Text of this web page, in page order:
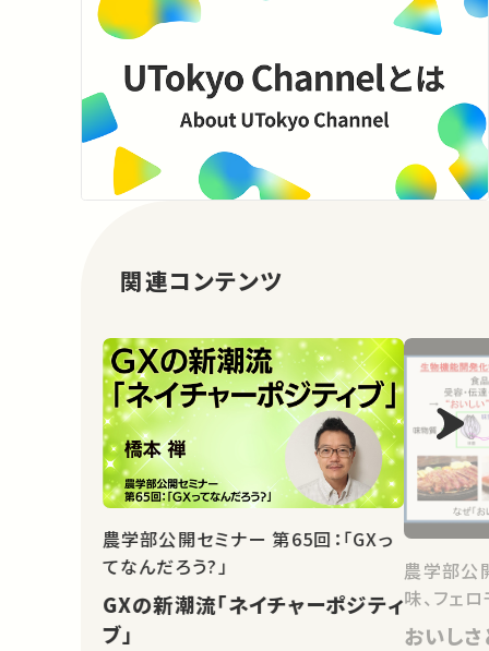
関連コンテンツ
農学部公開セミナー 第65回：「GXっ
てなんだろう?」
GXの新潮流「ネイチャーポジティ
ブ」
農学部公
味、フェ
おいしさ